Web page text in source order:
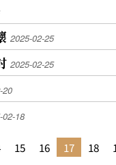
2025-02-25
2025-02-25
20
02-18
15 16 17 18